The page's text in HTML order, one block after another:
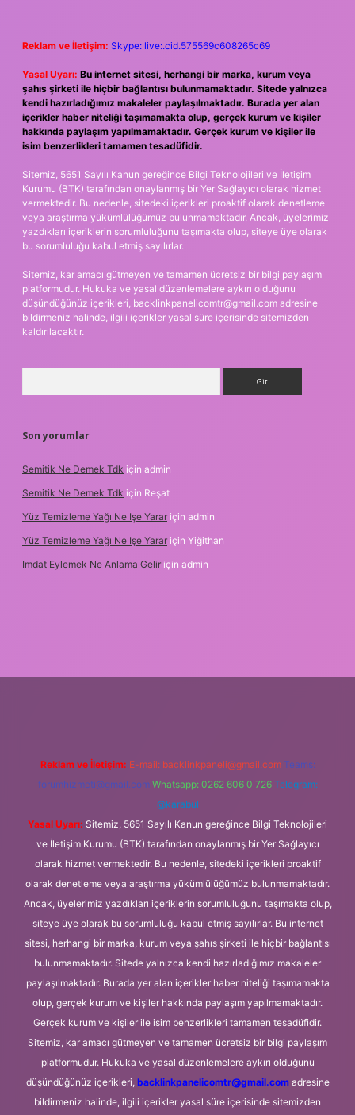
Reklam ve İletişim: Skype: live:.cid.575569c608265c69
Yasal Uyarı: Bu internet sitesi, herhangi bir marka, kurum veya
şahıs şirketi ile hiçbir bağlantısı bulunmamaktadır. Sitede yalnızca
kendi hazırladığımız makaleler paylaşılmaktadır. Burada yer alan
içerikler haber niteliği taşımamakta olup, gerçek kurum ve kişiler
hakkında paylaşım yapılmamaktadır. Gerçek kurum ve kişiler ile
isim benzerlikleri tamamen tesadüfidir.
Sitemiz, 5651 Sayılı Kanun gereğince Bilgi Teknolojileri ve İletişim
Kurumu (BTK) tarafından onaylanmış bir Yer Sağlayıcı olarak hizmet
vermektedir. Bu nedenle, sitedeki içerikleri proaktif olarak denetleme
veya araştırma yükümlülüğümüz bulunmamaktadır. Ancak, üyelerimiz
yazdıkları içeriklerin sorumluluğunu taşımakta olup, siteye üye olarak
bu sorumluluğu kabul etmiş sayılırlar.
Sitemiz, kar amacı gütmeyen ve tamamen ücretsiz bir bilgi paylaşım
platformudur. Hukuka ve yasal düzenlemelere aykırı olduğunu
düşündüğünüz içerikleri, backlinkpanelicomtr@gmail.com adresine
bildirmeniz halinde, ilgili içerikler yasal süre içerisinde sitemizden
kaldırılacaktır.
Son yorumlar
Semitik Ne Demek Tdk için admin
Semitik Ne Demek Tdk için Reşat
Yüz Temizleme Yağı Ne Işe Yarar için admin
Yüz Temizleme Yağı Ne Işe Yarar için Yiğithan
Imdat Eylemek Ne Anlama Gelir için admin
Reklam ve İletişim: E-mail: backlinkpaneli@gmail.com Teams:
forumhizmeti@gmail.com Whatsapp: 0262 606 0 726 Telegram:
@karabul
Yasal Uyarı: Sitemiz, 5651 Sayılı Kanun gereğince Bilgi Teknolojileri
ve İletişim Kurumu (BTK) tarafından onaylanmış bir Yer Sağlayıcı
olarak hizmet vermektedir. Bu nedenle, sitedeki içerikleri proaktif
olarak denetleme veya araştırma yükümlülüğümüz bulunmamaktadır.
Ancak, üyelerimiz yazdıkları içeriklerin sorumluluğunu taşımakta olup,
siteye üye olarak bu sorumluluğu kabul etmiş sayılırlar. Bu internet
sitesi, herhangi bir marka, kurum veya şahıs şirketi ile hiçbir bağlantısı
bulunmamaktadır. Sitede yalnızca kendi hazırladığımız makaleler
paylaşılmaktadır. Burada yer alan içerikler haber niteliği taşımamakta
olup, gerçek kurum ve kişiler hakkında paylaşım yapılmamaktadır.
Gerçek kurum ve kişiler ile isim benzerlikleri tamamen tesadüfidir.
Sitemiz, kar amacı gütmeyen ve tamamen ücretsiz bir bilgi paylaşım
platformudur. Hukuka ve yasal düzenlemelere aykırı olduğunu
düşündüğünüz içerikleri, backlinkpanelicomtr@gmail.comadresine
bildirmeniz halinde, ilgili içerikler yasal süre içerisinde sitemizden